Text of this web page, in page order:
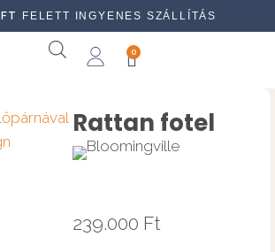
FT FELETT INGYENES SZÁLLÍTÁS
0
Rattan fotel
239.000 Ft